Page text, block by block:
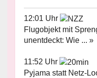
12:01 Uhr
Flugobjekt mit
unentdeckt: Wie ... »
11:52 Uhr
Pyjama statt Netz-